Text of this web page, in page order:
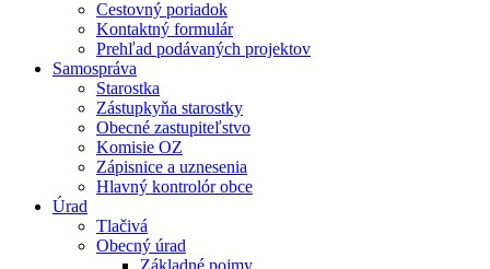
Cestovný poriadok
Kontaktný formulár
Prehľad podávaných projektov
Samospráva
Starostka
Zástupkyňa starostky
Obecné zastupiteľstvo
Komisie OZ
Zápisnice a uznesenia
Hlavný kontrolór obce
Úrad
Tlačivá
Obecný úrad
Základné pojmy